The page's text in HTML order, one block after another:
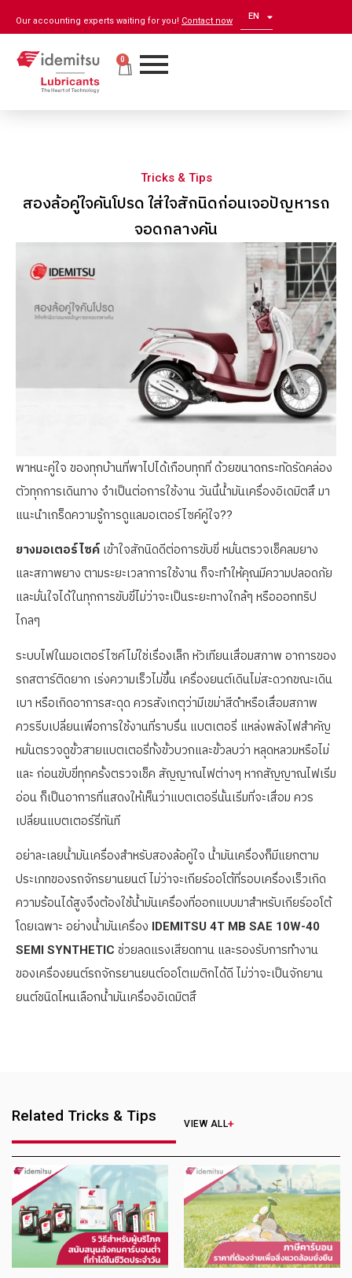
Our accounting experts waiting for you! Contact now EN
ZH
0
Tricks & Tips
สองล้อคู่ใจคันโปรด ใส่ใจสักนิดก่อนเจอปัญหารถ
จอดกลางคัน
พาหนะคู่ใจ ของทุกบ้านที่พาไปได้เกือบทุกที่ ด้วยขนาดกระทัดรัดคล่อง
ตัวทุกการเดินทาง จำเป็นต่อการใช้งาน วันนี้น้ำมันเครื่องอิเดมิตสึ มา
แนะนำเกร็ดความรู้การดูแลมอเตอร์ไซค์คู่ใจ??
ยางมอเตอร์ไซค์ เข้าใจสักนิดดีต่อการขับขี่ หมั่นตรวจเช็คลมยาง
และสภาพยาง ตามระยะเวลาการใช้งาน ก็จะทำให้คุณมีความปลอดภัย
และมั่นใจได้ในทุกการขับขี่ไม่ว่าจะเป็นระยะทางใกล้ๆ หรือออกทริป
ไกลๆ
ระบบไฟในมอเตอร์ไซค์ไม่ใช่เรื่องเล็ก หัวเทียนเสื่อมสภาพ อาการของ
รถสตาร์ติดยาก เร่งความเร็วไม่ขึ้น เครื่องยนต์เดินไม่สะดวกขณะเดิน
เบา หรือเกิดอาการสะดุด ควรสังเกตุว่ามีเขม่าสีดำหรือเสื่อมสภาพ
ควรรีบเปลี่ยนเพื่อการใช้งานที่ราบรื่น แบตเตอรี่ แหล่งพลังไฟสำคัญ
หมั่นตรวจดูขั้วสายแบตเตอรี่่ทั้งขั้วบวกและขั้วลบว่า หลุดหลวมหรือไม่
และ ก่อนขับขี่ทุกครั้งตรวจเช็ค สัญญาณไฟต่างๆ หากสัญญาณไฟเริ่ม
อ่อน ก็เป็นอาการที่แสดงให้เห็นว่าแบตเตอรี่นั้นเริ่มที่จะเสื่อม ควร
เปลี่ยนแบตเตอร์รี่ทันที
อย่าละเลยน้ำมันเครื่องสำหรับสองล้อคู่ใจ น้ำมันเครื่องก็มีแยกตาม
ประเภทของรถจักรยานยนต์ ไม่ว่าจะเกียร์ออโต้ที่รอบเครื่องเร็วเกิด
ความร้อนได้สูงจึงต้องใช้น้ำมันเครื่องที่ออกแบบมาสำหรับเกียร์ออโต้
โดยเฉพาะ อย่างน้ำมันเครื่อง IDEMITSU 4T MB SAE 10W-40
SEMI SYNTHETIC ช่วยลดแรงเสียดทาน และรองรับการทำงาน
ของเครื่องยนต์รถจักรยานยนต์ออโตเมติกได้ดี ไม่ว่าจะเป็นจักยาน
ยนต์ชนิดไหนเลือกน้ำมันเครื่องอิเดมิตสึ
Related Tricks & Tips VIEW ALL
จากแนวคิดสู่